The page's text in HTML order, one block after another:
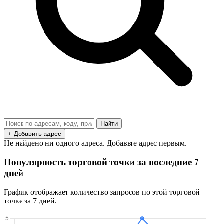
Найти
+ Добавить адрес
Не найдено ни одного адреса. Добавьте адрес первым.
Популярность торговой точки за последние 7
дней
График отображает количество запросов по этой торговой
точке за 7 дней.